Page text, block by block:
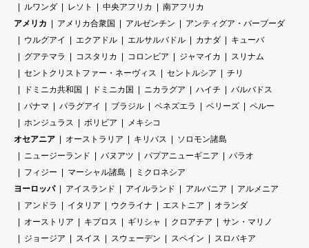
ルワンダ
レソト 中央アフリカ
南アフリカ
アメリカ
アメリカ合衆国 アルゼンチン
アンティグア・バーブーダ
ウルグアイ
エクアドル エルサルバドル カナダ
キューバ
グアテマラ
コスタリカ コロンビア ジャマイカ
スリナム
セントクリストファー・ネーヴィス
セントルシア
チリ
ドミニカ共和国
ドミニカ国 ニカラグア ハイチ
バルバドス
パナマ
パラグアイ ブラジル ベネズエラ ベリーズ
ペルー
ホンジュラス
ボリビア
メキシコ
オセアニア
オーストラリア キリバス
ソロモン諸島
ニュージーランド
バヌアツ パプアニューギニア
パラオ
フィジー
マーシャル諸島
ミクロネシア
ヨーロッパ
アイスランド アイルランド アルバニア
アルメニア
アンドラ
イタリア ウクライナ エストニア
オランダ
オーストリア
キプロス ギリシャ クロアチア
サン・マリノ
ジョージア
スイス スウェーデン スペイン スロバキア